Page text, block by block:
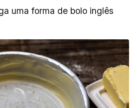
uma forma de bolo inglês